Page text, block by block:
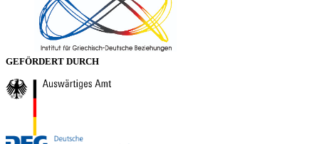
GEFÖRDERT DURCH